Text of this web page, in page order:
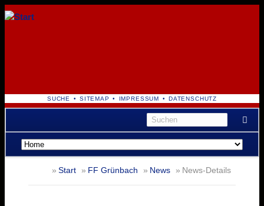
NAVIGATION
ÜBERSPRINGEN
SUCHE SITEMAP IMPRESSUM DATENSCHUTZ
Navigation
überspringen
Start FF Grünbach News News-Details